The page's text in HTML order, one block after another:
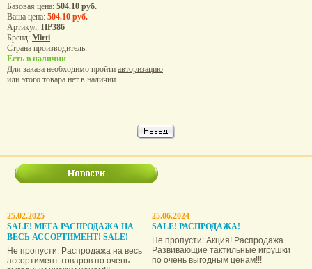
Базовая цена: 504.10 руб.
Ваша цена: 504.10 руб.
Артикул: ПР386
Бренд: Mirti
Страна производитель:
Есть в наличии
Для заказа необходимо пройти авторизацию
или этого товара нет в наличии.
25.02.2025
SALE! МЕГА РАСПРОДАЖА НА
ВЕСЬ АССОРТИМЕНТ! SALE!
Не пропусти: Распродажа на весь
ассортимент товаров по очень
25.06.2024
SALE! РАСПРОДАЖА!
Не пропусти: Акция! Распродажа
Развивающие тактильные игрушки
по очень выгодным ценам!!!